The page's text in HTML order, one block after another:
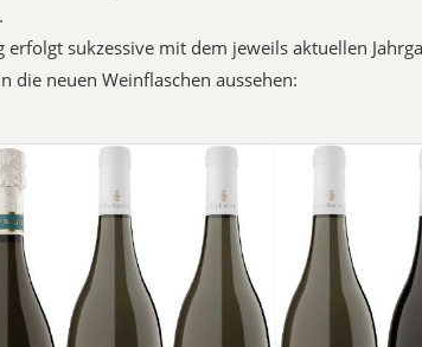
erfolgt sukzessive mit dem jeweils aktuellen
die neuen Weinflaschen aussehen: